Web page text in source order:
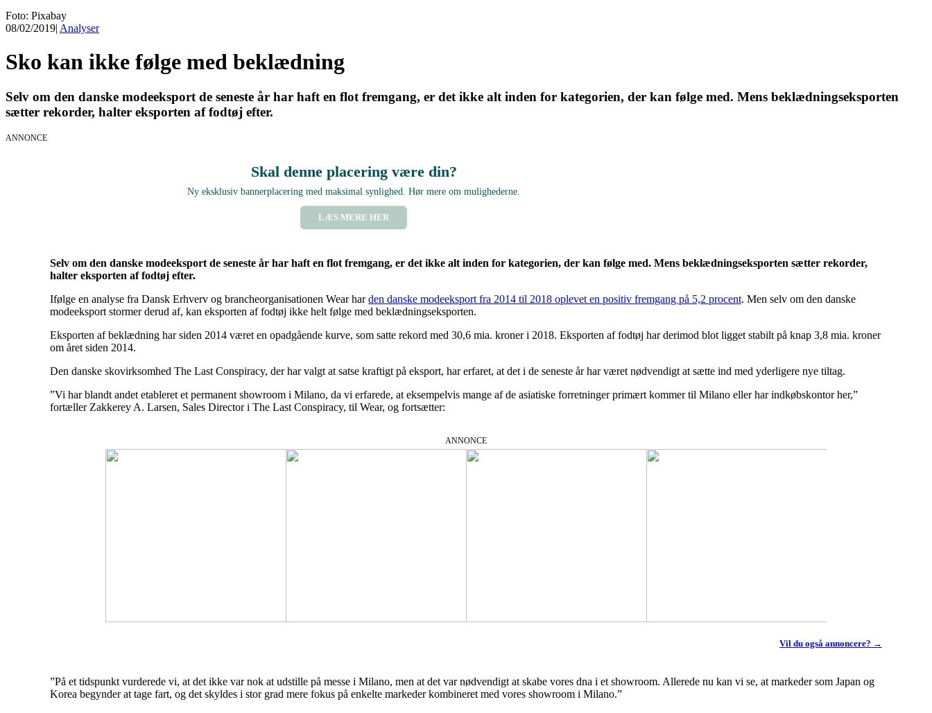
Foto: Pixabay
08/02/2019| Analyser
Sko kan ikke følge med beklædning
Selv om den danske modeeksport de seneste år har haft en flot fremgang, er det ikke alt inden for kategorien, der kan følge med. Mens beklædningseksporten
sætter rekorder, halter eksporten af fodtøj efter.
ANNONCE
Skal denne placering være din?
Ny eksklusiv bannerplacering med maksimal synlighed. Hør mere om mulighederne.
LÆS MERE HER
Selv om den danske modeeksport de seneste år har haft en flot fremgang, er det ikke alt inden for kategorien, der kan følge med. Mens beklædningseksporten sætter rekorder,
halter eksporten af fodtøj efter.
Ifølge en analyse fra Dansk Erhverv og brancheorganisationen Wear harden danske modeeksport fra 2014 til 2018 oplevet en positiv fremgang på 5,2 procent. Men selv om den danske
modeeksport stormer derud af, kan eksporten af fodtøj ikke helt følge med beklædningseksporten.
Eksporten af beklædning har siden 2014 været en opadgående kurve, som satte rekord med 30,6 mia. kroner i 2018. Eksporten af fodtøj har derimod blot ligget stabilt på knap 3,8 mia. kroner
om året siden 2014.
Den danske skovirksomhed The Last Conspiracy, der har valgt at satse kraftigt på eksport, har erfaret, at det i de seneste år har været nødvendigt at sætte ind med yderligere nye tiltag.
”Vi har blandt andet etableret et permanent showroom i Milano, da vi erfarede, at eksempelvis mange af de asiatiske forretninger primært kommer til Milano eller har indkøbskontor her,”
fortæller Zakkerey A. Larsen, Sales Director i The Last Conspiracy, til Wear, og fortsætter:
ANNONCE
Vil du også annoncere? →
”På et tidspunkt vurderede vi, at det ikke var nok at udstille på messe i Milano, men at det var nødvendigt at skabe vores dna i et showroom. Allerede nu kan vi se, at markeder som Japan og
Korea begynder at tage fart, og det skyldes i stor grad mere fokus på enkelte markeder kombineret med vores showroom i Milano.”